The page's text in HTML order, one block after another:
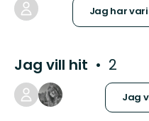
Jag har
Jag vill hit 2
Jag